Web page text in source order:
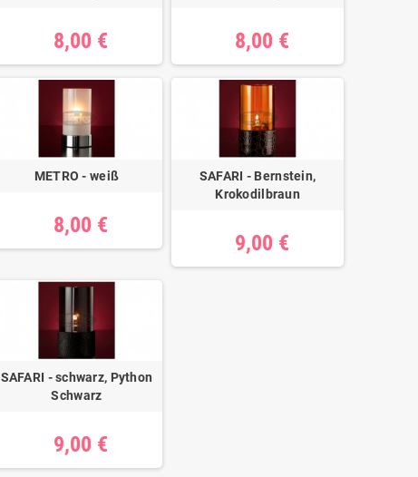
8,00 € 8,00 €
METRO - weiß
8,00 €
SAFARI - Bernstein,
Krokodilbraun
9,00 €
SAFARI - schwarz, Python
Schwarz
9,00 €